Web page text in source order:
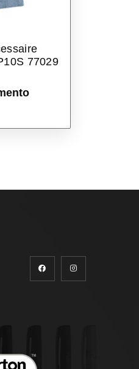
77029